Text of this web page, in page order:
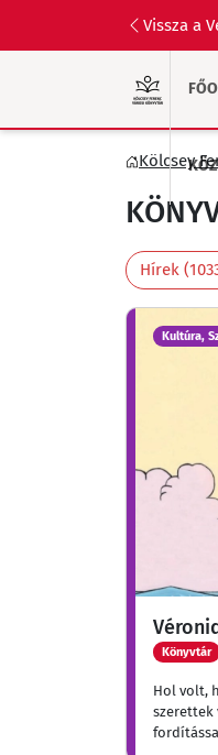
Vissza a
Kölcsey
Hírek
Kultúra,
Könyvtár
Hol volt,
szerettek